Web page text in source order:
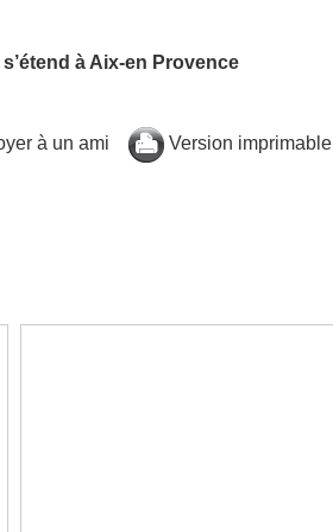
à Aix-en Provence
à un ami Version imprimable